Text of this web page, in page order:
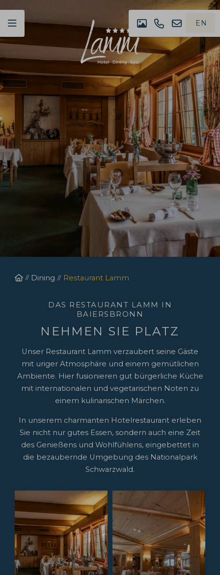
IMPRESSION
+49
(0)07442
4980
EN
Homepage
Dining Restaurant Lamm
DAS RESTAURANT LAMM IN
BAIERSBRONN
NEHMEN SIE PLATZ
Unser Restaurant Lamm verzaubert seine Gäste
mit uriger Atmosphäre und einem gemütlichen
Ambiente. Hier fusionieren gut bürgerliche Küche
mit internationalen und vegetarischen Noten zu
einem kulinarischen Märchen.
In unserem charmanten Hotelrestaurant erleben
Sie nicht nur gutes Essen, sondern auch eine Zeit
des Genießens und Wohlfühlens, eingebettet in
die bezaubernde Umgebung des Nationalpark
Schwarzwald.